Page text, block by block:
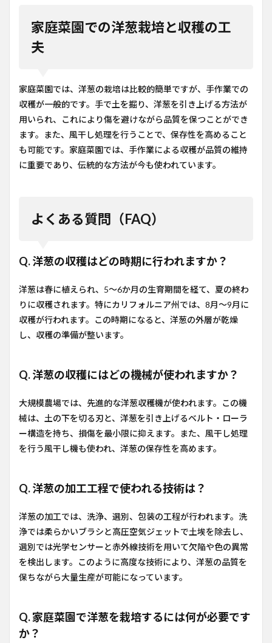
家庭菜園での洋葱栽培と収穫の工
夫
家庭菜園では、洋葱の栽培は比較的簡単ですが、手作業での
収穫が一般的です。手で土を掘り、洋葱を引き上げる方法が
用いられ、これにより傷を避けながら品質を保つことができ
ます。また、風干し処理を行うことで、保存性を高めること
も可能です。家庭菜園では、手作業による収穫が品質の維持
に重要であり、伝統的な方法が今も使われています。
よくある質問（FAQ）
Q. 洋葱の収穫はどの時期に行われますか？
洋葱は春に植えられ、5〜6か月の生育期間を経て、夏の終わ
りに収穫されます。特にカリフォルニア州では、8月〜9月に
収穫が行われます。この時期になると、洋葱の外層が乾燥
し、収穫の準備が整います。
Q. 洋葱の収穫にはどの機械が使われますか？
大規模農場では、先進的な洋葱収穫機が使われます。この機
械は、土の下を切る刃と、洋葱を引き上げるベルト・ローラ
ー構造を持ち、損傷を最小限に抑えます。また、風干し処理
を行う風干し機も使われ、洋葱の保存性を高めます。
Q. 洋葱の加工工程で使われる技術は？
洋葱の加工では、洗浄、選別、包装の工程が行われます。洗
浄では柔らかいブラシと高圧空気ジェットで土埃を除去し、
選別では光学センサーと赤外線技術を用いて欠陥や色の異常
を検出します。このように高度な技術により、洋葱の品質を
保ちながら大量生産が可能になっています。
Q. 家庭菜園で洋葱を栽培するには何が必要です
か？